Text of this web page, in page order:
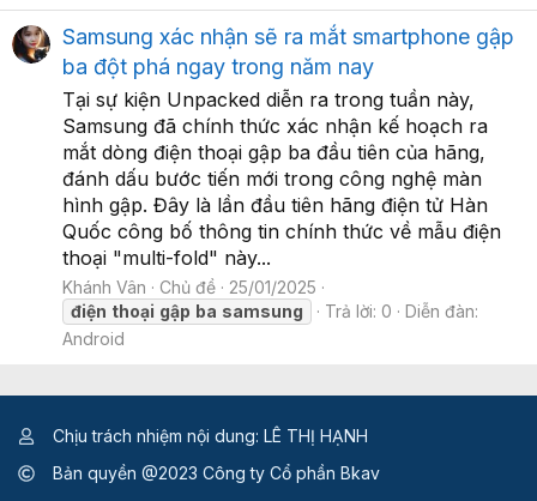
Samsung xác nhận sẽ ra mắt smartphone gập
ba đột phá ngay trong năm nay
Tại sự kiện Unpacked diễn ra trong tuần này,
Samsung đã chính thức xác nhận kế hoạch ra
mắt dòng điện thoại gập ba đầu tiên của hãng,
đánh dấu bước tiến mới trong công nghệ màn
hình gập. Đây là lần đầu tiên hãng điện tử Hàn
Quốc công bố thông tin chính thức về mẫu điện
thoại "multi-fold" này...
Khánh Vân Chủ đề
25/01/2025
điện thoại gập ba samsung Trả lời: 0
Diễn đàn:
Android
Chịu trách nhiệm nội dung: LÊ THỊ HẠNH
Bản quyền @2023 Công ty Cổ phần Bkav